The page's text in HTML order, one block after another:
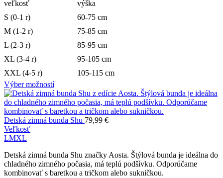
veľkosť
výška
S (0-1 r)
60-75 cm
M (1-2 r)
75-85 cm
L (2-3 r)
85-95 cm
XL (3-4 r)
95-105 cm
XXL (4-5 r)
105-115 cm
Výber možností
Detská zimná bunda Shu 79,99 €
Veľkosť
LMXL
Detská zimná bunda Shu značky Aosta. Štýlová bunda je ideálna do
chladného zimného počasia, má teplú podšívku. Odporúčame
kombinovať s baretkou a tričkom alebo sukničkou.